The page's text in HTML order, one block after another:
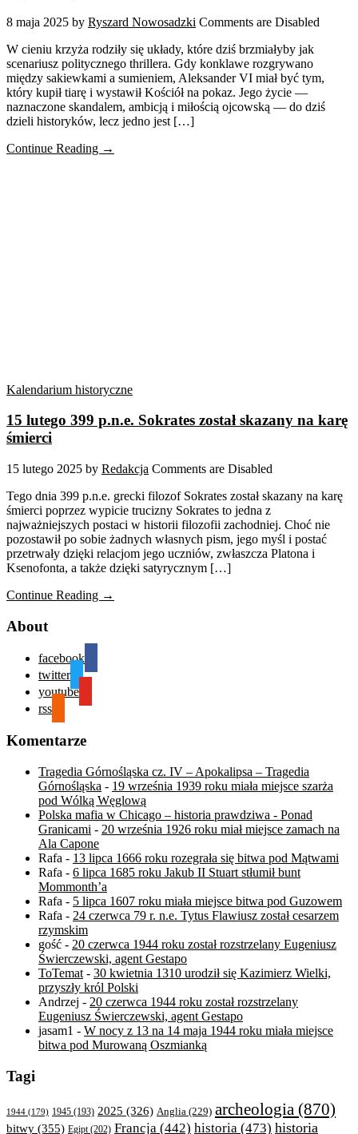
8 maja 2025 by Ryszard Nowosadzki Comments are Disabled
W cieniu krzyża rodziły się układy, które dziś brzmiałyby jak
scenariusz politycznego thrillera. Gdy konklawe rozgrywano
między sakiewkami a sumieniem, Aleksander VI miał być tym,
który kupił tiarę i wystawił Kościół na pokaz. Jego życie —
naznaczone skandalem, ambicją i miłością ojcowską — do dziś
dzieli historyków, lecz jedno jest […]
Continue Reading →
Kalendarium historyczne
15 lutego 399 p.n.e. Sokrates został skazany na karę
śmierci
15 lutego 2025 by Redakcja Comments are Disabled
Tego dnia 399 p.n.e. grecki filozof Sokrates został skazany na karę
śmierci poprzez wypicie trucizny Sokrates to jedna z
najważniejszych postaci w historii filozofii zachodniej. Choć nie
pozostawił po sobie żadnych własnych pism, jego myśl i postać
przetrwały dzięki relacjom jego uczniów, zwłaszcza Platona i
Ksenofonta, a także dzięki satyrycznym […]
Continue Reading →
About
facebook
twitter
youtube
rss
Komentarze
Tragedia Górnośląska cz. IV – Apokalipsa – Tragedia
Górnośląska - 19 września 1939 roku miała miejsce szarża
pod Wólką Węglową
Polska mafia w Chicago – historia prawdziwa - Ponad
Granicami - 20 września 1926 roku miał miejsce zamach na
Ala Capone
Rafa - 13 lipca 1666 roku rozegrała się bitwa pod Mątwami
Rafa - 6 lipca 1685 roku Jakub II Stuart stłumił bunt
Mommonth’a
Rafa - 5 lipca 1607 roku miała miejsce bitwa pod Guzowem
Rafa - 24 czerwca 79 r. n.e. Tytus Flawiusz został cesarzem
rzymskim
gość - 20 czerwca 1944 roku został rozstrzelany Eugeniusz
Świerczewski, agent Gestapo
ToTemat - 30 kwietnia 1310 urodził się Kazimierz Wielki,
przyszły król Polski
Andrzej - 20 czerwca 1944 roku został rozstrzelany
Eugeniusz Świerczewski, agent Gestapo
jasam1 - W nocy z 13 na 14 maja 1944 roku miała miejsce
bitwa pod Murowaną Oszmianką
Tagi
1944 (179) 1945 (193) 2025 (326) Anglia (229) archeologia (870)
bitwy (355) Egipt(202) Francja (442) historia (473) historia